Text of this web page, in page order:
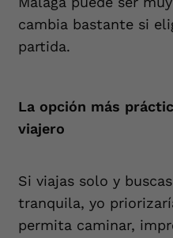
cambia bastante si
partida.
La opción más
viajero
Si viajas solo y
tranquila, yo
permita caminar,